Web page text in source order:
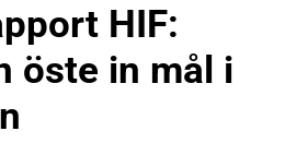
HIF:
öste in mål i